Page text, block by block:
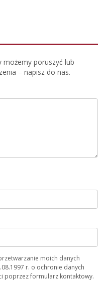
możemy poruszyć lub
– napisz do nas.
moich danych
r. o ochronie danych
poprzez formularz kontaktowy.